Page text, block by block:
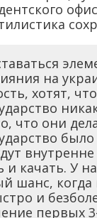
на
хотят,
что они
качать. У
шанс,
и
первых